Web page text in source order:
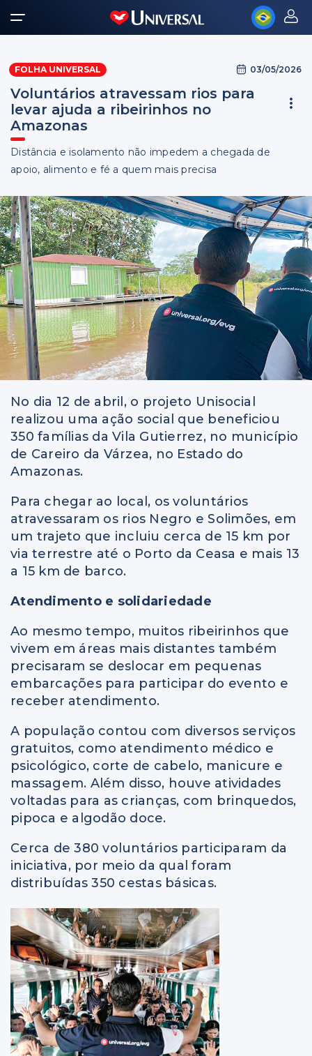
FOLHA UNIVERSAL 03/05/2026
Voluntários atravessam rios para
levar ajuda a ribeirinhos no
Amazonas
Distância e isolamento não impedem a chegada de
apoio, alimento e fé a quem mais precisa
No dia 12 de abril, o projeto Unisocial
realizou uma ação social que beneficiou
350 famílias da Vila Gutierrez, no município
de Careiro da Várzea, no Estado do
Amazonas.
Para chegar ao local, os voluntários
atravessaram os rios Negro e Solimões, em
um trajeto que incluiu cerca de 15 km por
via terrestre até o Porto da Ceasa e mais 13
a 15 km de barco.
Atendimento e solidariedade
Ao mesmo tempo, muitos ribeirinhos que
vivem em áreas mais distantes também
precisaram se deslocar em pequenas
embarcações para participar do evento e
receber atendimento.
A população contou com diversos serviços
gratuitos, como atendimento médico e
psicológico, corte de cabelo, manicure e
massagem. Além disso, houve atividades
voltadas para as crianças, com brinquedos,
pipoca e algodão doce.
Cerca de 380 voluntários participaram da
iniciativa, por meio da qual foram
distribuídas 350 cestas básicas.